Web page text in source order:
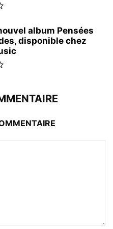
album Pensées
disponible chez